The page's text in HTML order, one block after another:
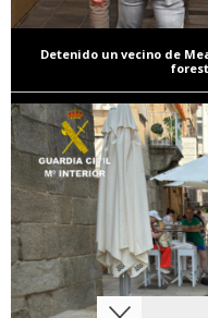
Detenido un vecino de